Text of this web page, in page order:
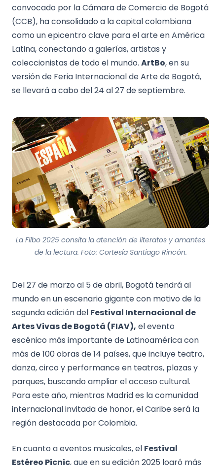
convocado por la Cámara de Comercio de Bogotá
(CCB), ha consolidado a la capital colombiana
como un epicentro clave para el arte en América
Latina, conectando a galerías, artistas y
coleccionistas de todo el mundo. ArtBo, en su
versión de Feria Internacional de Arte de Bogotá,
se llevará a cabo del 24 al 27 de septiembre.
La Filbo 2025 consita la atención de literatos y amantes
de la lectura. Foto: Cortesía Santiago Rincón.
Del 27 de marzo al 5 de abril, Bogotá tendrá al
mundo en un escenario gigante con motivo de la
segunda edición del Festival Internacional de
Artes Vivas de Bogotá (FIAV), el evento
escénico más importante de Latinoamérica con
más de 100 obras de 14 países, que incluye teatro,
danza, circo y performance en teatros, plazas y
parques, buscando ampliar el acceso cultural.
Para este año, mientras Madrid es la comunidad
internacional invitada de honor, el Caribe será la
región destacada por Colombia.
En cuanto a eventos musicales, el Festival
Estéreo Picnic, que en su edición 2025 logró más